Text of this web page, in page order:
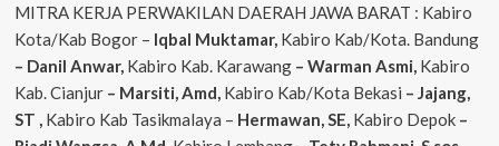
MITRA KERJA PERWAKILAN DAERAH JAWA BARAT : Kabiro
Kota/Kab Bogor – Iqbal Muktamar, Kabiro Kab/Kota. Bandung
– Danil Anwar, Kabiro Kab. Karawang – Warman Asmi, Kabiro
Kab. Cianjur– Marsiti, Amd, Kabiro Kab/Kota Bekasi – Jajang,
ST , Kabiro Kab Tasikmalaya – Hermawan, SE, Kabiro Depok–